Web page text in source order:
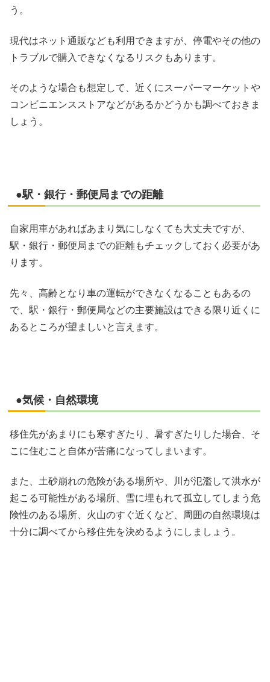
う。
現代はネット通販なども利用できますが、停電やその他の
トラブルで購入できなくなるリスクもあります。
そのような場合も想定して、近くにスーパーマーケットや
コンビニエンスストアなどがあるかどうかも調べておきま
しょう。
●駅・銀行・郵便局までの距離
自家用車があればあまり気にしなくても大丈夫ですが、
駅・銀行・郵便局までの距離もチェックしておく必要があ
ります。
先々、高齢となり車の運転ができなくなることもあるの
で、駅・銀行・郵便局などの主要施設はできる限り近くに
あるところが望ましいと言えます。
●気候・自然環境
移住先があまりにも寒すぎたり、暑すぎたりした場合、そ
こに住むこと自体が苦痛になってしまいます。
また、土砂崩れの危険がある場所や、川が氾濫して洪水が
起こる可能性がある場所、雪に埋もれて孤立してしまう危
険性のある場所、火山のすぐ近くなど、周囲の自然環境は
十分に調べてから移住先を決めるようにしましょう。